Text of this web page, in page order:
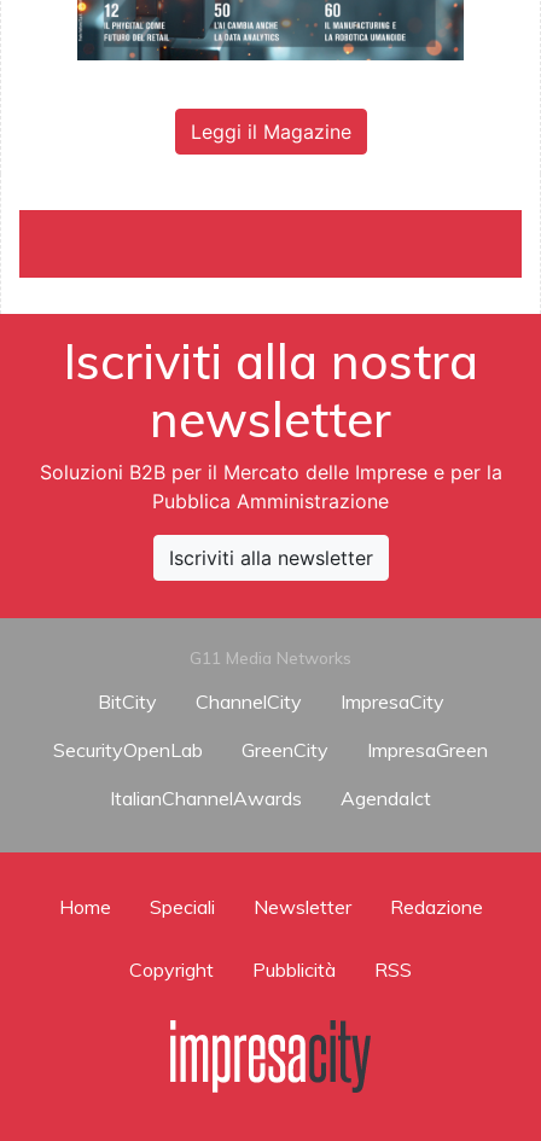
Leggi il Magazine
Iscriviti alla nostra
newsletter
Soluzioni B2B per il Mercato delle Imprese e per la
Pubblica Amministrazione
Iscriviti alla newsletter
G11 Media Networks
BitCity ChannelCity
ImpresaCity
SecurityOpenLab
GreenCity
ImpresaGreen
ItalianChannelAwards
AgendaIct
Home Speciali Newsletter Redazione
Copyright Pubblicità RSS